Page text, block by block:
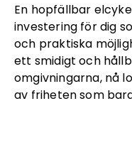
En hopfällbar
investering för dig
och praktiska
ett smidigt och
omgivningarna, nå
av friheten som